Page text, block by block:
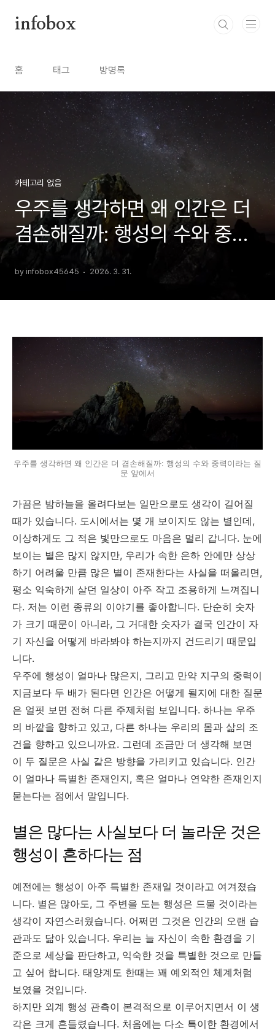
infobox
홈 태그 방명록
카테고리 없음
우주를 생각하면 왜 인간은 더
겸손해질까: 행성의 수와 중력
이라는 질문 앞에서
by infobox45645 2026. 3. 31.
우주를 생각하면 왜 인간은 더 겸손해질까: 행성의 수와 중력이라는 질
문 앞에서
가끔은 밤하늘을 올려다보는 일만으로도 생각이 길어질
때가 있습니다. 도시에서는 몇 개 보이지도 않는 별인데,
이상하게도 그 적은 빛만으로도 마음은 멀리 갑니다. 눈에
보이는 별은 많지 않지만, 우리가 속한 은하 안에만 상상
하기 어려울 만큼 많은 별이 존재한다는 사실을 떠올리면,
평소 익숙하게 살던 일상이 아주 작고 조용하게 느껴집니
다. 저는 이런 종류의 이야기를 좋아합니다. 단순히 숫자
가 크기 때문이 아니라, 그 거대한 숫자가 결국 인간이 자
기 자신을 어떻게 바라봐야 하는지까지 건드리기 때문입
니다.
우주에 행성이 얼마나 많은지, 그리고 만약 지구의 중력이
지금보다 두 배가 된다면 인간은 어떻게 될지에 대한 질문
은 얼핏 보면 전혀 다른 주제처럼 보입니다. 하나는 우주
의 바깥을 향하고 있고, 다른 하나는 우리의 몸과 삶의 조
건을 향하고 있으니까요. 그런데 조금만 더 생각해 보면
이 두 질문은 사실 같은 방향을 가리키고 있습니다. 인간
이 얼마나 특별한 존재인지, 혹은 얼마나 연약한 존재인지
묻는다는 점에서 말입니다.
별은 많다는 사실보다 더 놀라운 것은
행성이 흔하다는 점
예전에는 행성이 아주 특별한 존재일 것이라고 여겨졌습
니다. 별은 많아도, 그 주변을 도는 행성은 드물 것이라는
생각이 자연스러웠습니다. 어쩌면 그것은 인간의 오랜 습
관과도 닮아 있습니다. 우리는 늘 자신이 속한 환경을 기
준으로 세상을 판단하고, 익숙한 것을 특별한 것으로 만들
고 싶어 합니다. 태양계도 한때는 꽤 예외적인 체계처럼
보였을 것입니다.
하지만 외계 행성 관측이 본격적으로 이루어지면서 이 생
각은 크게 흔들렸습니다. 처음에는 다소 특이한 환경에서